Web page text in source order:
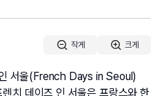
작게 크게
서울(French Days in Seoul)
치 데이즈 인 서울은 프랑스와 한